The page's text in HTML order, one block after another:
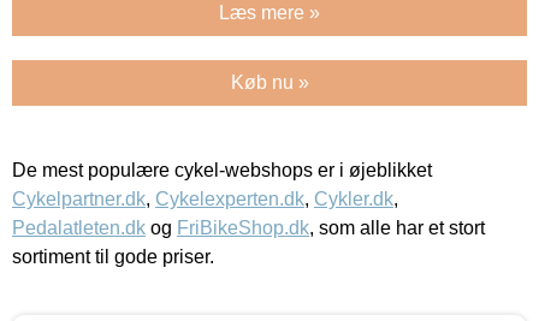
Læs mere »
Køb nu »
De mest populære cykel-webshops er i øjeblikket
Cykelpartner.dk, Cykelexperten.dk, Cykler.dk,
Pedalatleten.dk og FriBikeShop.dk, som alle har et stort
sortiment til gode priser.